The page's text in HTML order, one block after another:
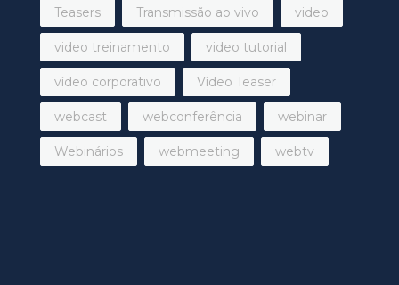
Teasers Transmissão ao vivo video
video treinamento video tutorial
vídeo corporativo Vídeo Teaser
webcast webconferência webinar
Webinários webmeeting webtv